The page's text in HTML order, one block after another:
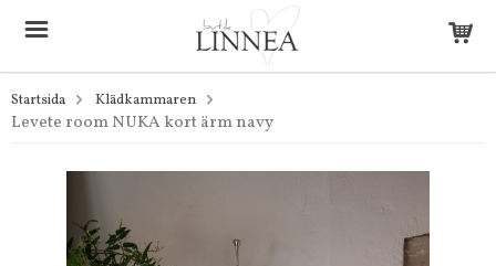
Startsida Klädkammaren
Levete room NUKA kort ärm navy